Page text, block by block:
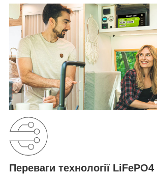
Переваги технології LiFePO4